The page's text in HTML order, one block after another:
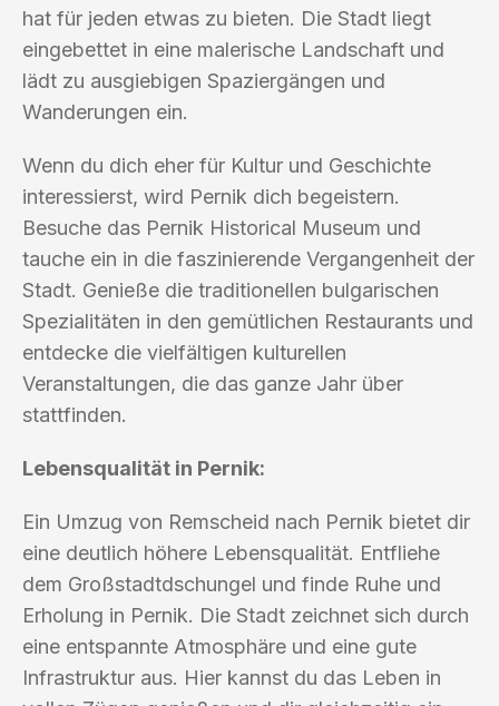
hat für jeden etwas zu bieten. Die Stadt liegt
eingebettet in eine malerische Landschaft und
lädt zu ausgiebigen Spaziergängen und
Wanderungen ein.
Wenn du dich eher für Kultur und Geschichte
interessierst, wird Pernik dich begeistern.
Besuche das Pernik Historical Museum und
tauche ein in die faszinierende Vergangenheit der
Stadt. Genieße die traditionellen bulgarischen
Spezialitäten in den gemütlichen Restaurants und
entdecke die vielfältigen kulturellen
Veranstaltungen, die das ganze Jahr über
stattfinden.
Lebensqualität in Pernik:
Ein Umzug von Remscheid nach Pernik bietet dir
eine deutlich höhere Lebensqualität. Entfliehe
dem Großstadtdschungel und finde Ruhe und
Erholung in Pernik. Die Stadt zeichnet sich durch
eine entspannte Atmosphäre und eine gute
Infrastruktur aus. Hier kannst du das Leben in